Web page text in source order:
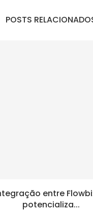
POSTS
entre
potencializa...